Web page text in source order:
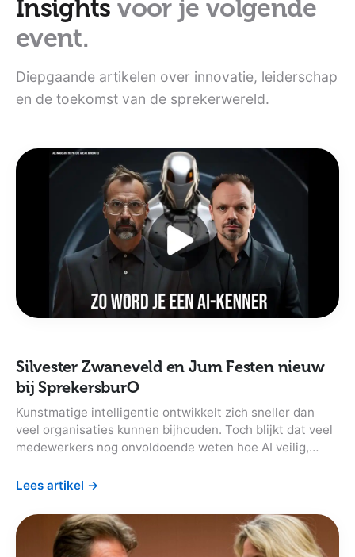
Insightsvoor je volgende
event.
Diepgaande artikelen over innovatie, leiderschap
en de toekomst van de sprekerwereld.
Silvester Zwaneveld en Jum Festen nieuw
bij SprekersburO
Kunstmatige intelligentie ontwikkelt zich sneller dan
veel organisaties kunnen bijhouden. Toch blijkt dat veel
medewerkers nog onvoldoende weten hoe AI veilig,
is AI-geletterdheid belangrijk en hoe begin je als
Lees artikel →